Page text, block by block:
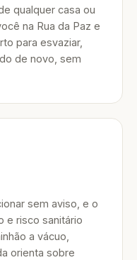
qualquer casa ou
na Rua da Paz e
para esvaziar,
de novo, sem
sem aviso, e o
e risco sanitário
a vácuo,
orienta sobre